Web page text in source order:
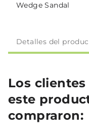
Wedge Sandal
Detalles del
Los
este
compraron: